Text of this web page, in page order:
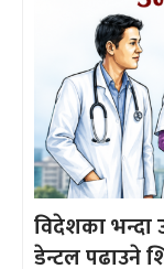
विदेशका
डेन्टल पढाउने